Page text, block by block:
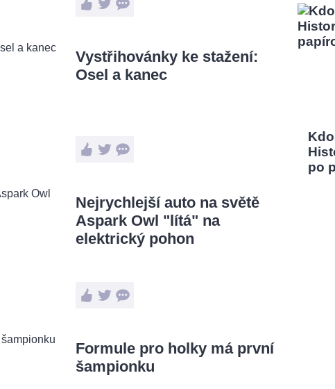
Vystřihovánky ke stažení:
Osel a kanec
Nejrychlejší auto na světě
Aspark Owl "lítá" na
elektrický pohon
Formule pro holky má první
šampionku
po